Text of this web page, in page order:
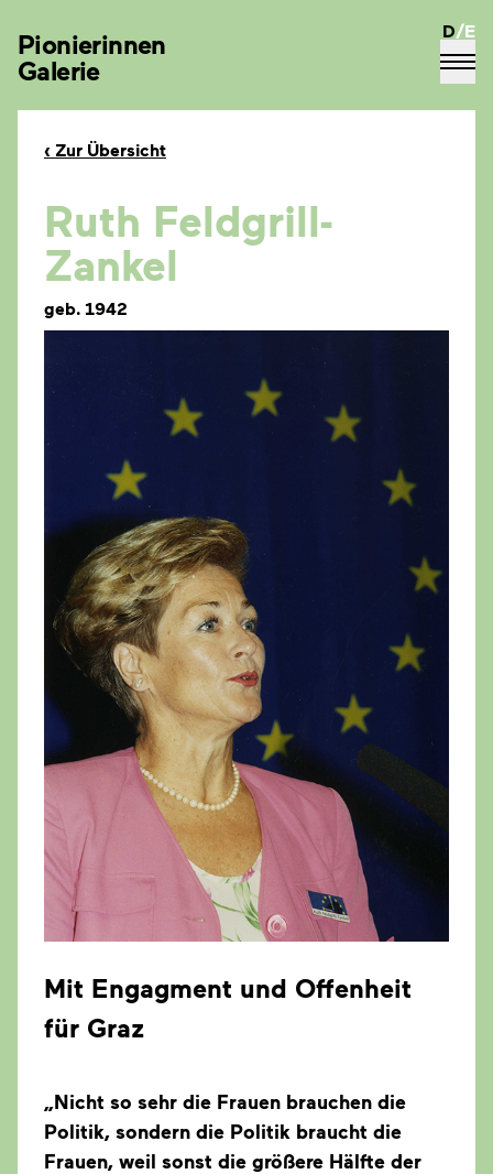
Pionierinnen
Galerie
D/E
‹ Zur Übersicht
Ruth Feldgrill-
Zankel
geb. 1942
Mit Engagment und Offenheit
für Graz
„Nicht so sehr die Frauen brauchen die
Politik, sondern die Politik braucht die
Frauen, weil sonst die größere Hälfte der